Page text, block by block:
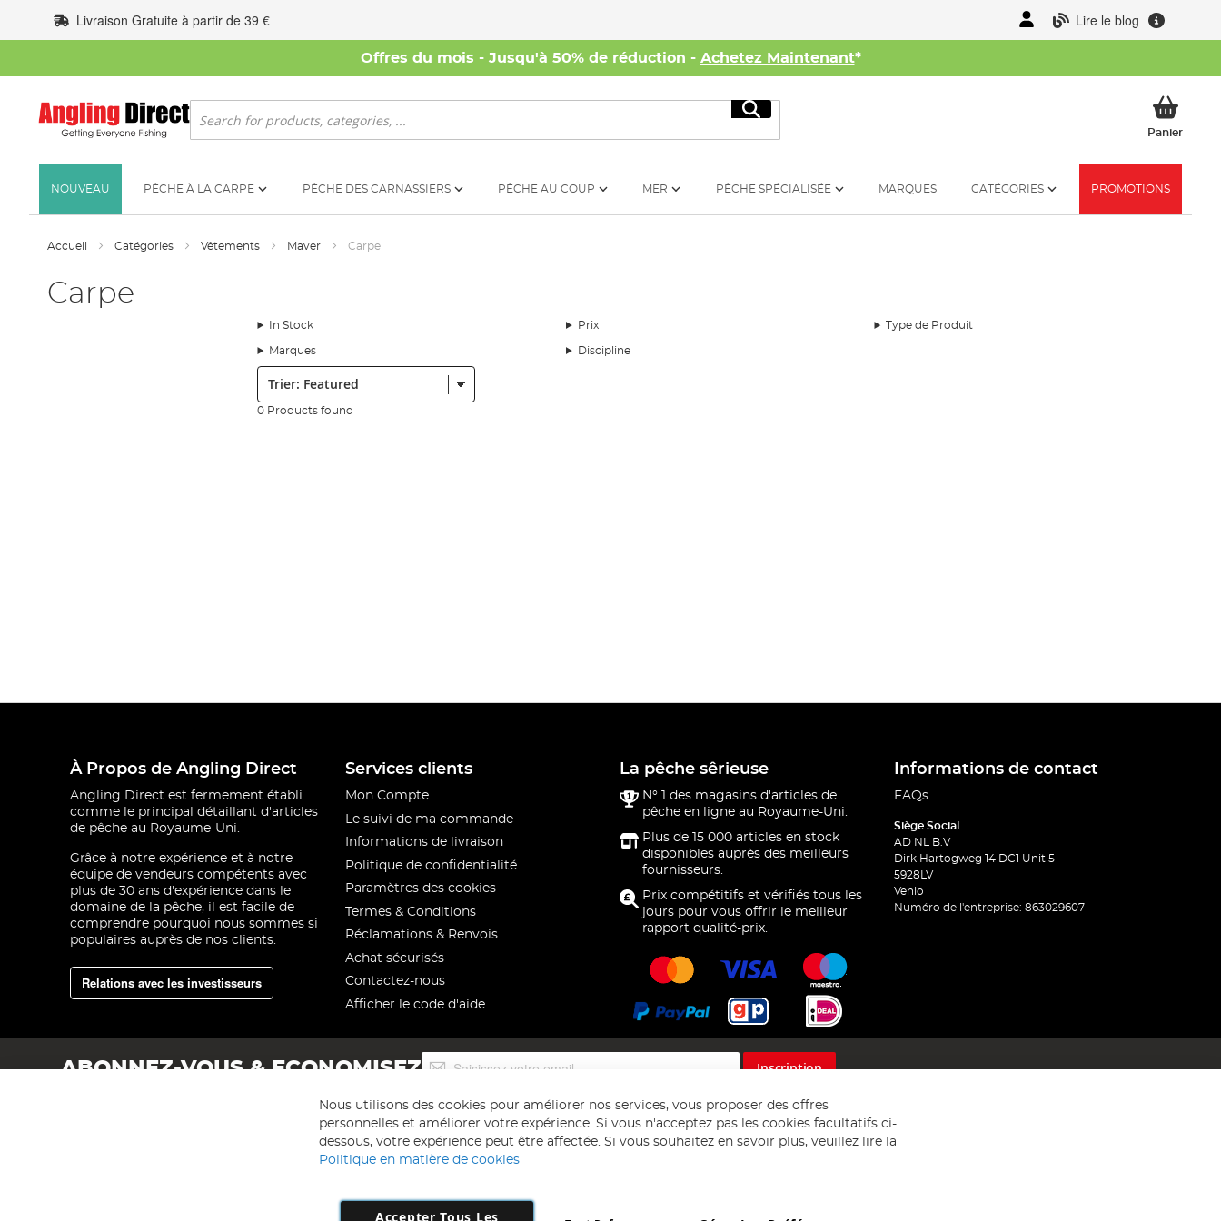
au
contenu
Lire le blog
Livraison Gratuite à partir de 39 €
Offres du mois - Jusqu'à 50% de réduction - Achetez Maintenant*
Rechercher
Rechercher
PanierMon
NOUVEAU PÊCHE À LA CARPE PÊCHE DES CARNASSIERS PÊCHE AU COUP MER PÊCHE SPÉCIALISÉE MARQUES CATÉGORIES PROMOTIONS
Accueil Catégories Vêtements Maver Carpe
Carpe
In Stock Prix Type de Produit
Marques Discipline
Trier:
0 Products found
À Propos de Angling Direct
Angling Direct est fermement établi
comme le principal détaillant d'articles
de pêche au Royaume-Uni.
Grâce à notre expérience et à notre
équipe de vendeurs compétents avec
plus de 30 ans d'expérience dans le
domaine de la pêche, il est facile de
comprendre pourquoi nous sommes si
populaires auprès de nos clients.
Relations avec les investisseurs
Services clients
Mon Compte
Le suivi de ma commande
Informations de livraison
Politique de confidentialité
Paramètres des cookies
Termes & Conditions
Réclamations & Renvois
Achat sécurisés
Contactez-nous
Afficher le code d'aide
La pêche sêrieuse
N° 1 des magasins d'articles de
pêche en ligne au Royaume-Uni.
Plus de 15 000 articles en stock
disponibles auprès des meilleurs
fournisseurs.
Prix compétitifs et vérifiés tous les
jours pour vous offrir le meilleur
rapport qualité-prix.
Informations de contact
FAQs
Siège Social
AD NL B.V
Dirk Hartogweg 14 DC1 Unit 5
5928LV
Venlo
Numéro de l'entreprise: 863029607
ABONNEZ-VOUS & ECONOMISEZ
lettre
d’information
:
Inscription
Nous utilisons des cookies pour améliorer nos services, vous proposer des offres
personnelles et améliorer votre expérience. Si vous n'acceptez pas les cookies facultatifs ci-
dessous, votre expérience peut être affectée. Si vous souhaitez en savoir plus, veuillez lire la
Politique en matière de cookies
Accepter Tous Les